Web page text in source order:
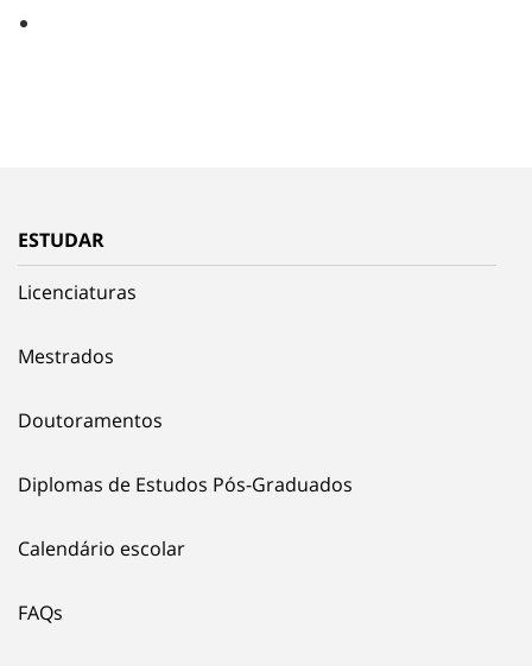
ESTUDAR
Licenciaturas
Mestrados
Doutoramentos
Diplomas de Estudos Pós-Graduados
Calendário escolar
FAQs